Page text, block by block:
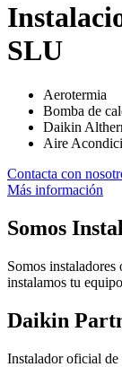
SLU
Aerotermia
Bomba de
Daikin
Aire
Contacta con
Más información
Somos
Somos
instalamos tu
Daikin
Instalador oficial